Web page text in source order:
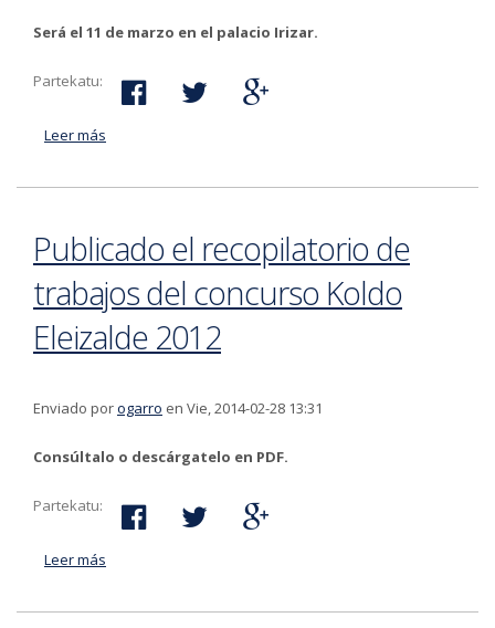
Será el 11 de marzo en el palacio Irizar.
Partekatu:
Leer más
Publicado el recopilatorio de
trabajos del concurso Koldo
Eleizalde 2012
Enviado porogarro en Vie, 2014-02-28 13:31
Consúltalo o descárgatelo en PDF.
Partekatu:
Leer más